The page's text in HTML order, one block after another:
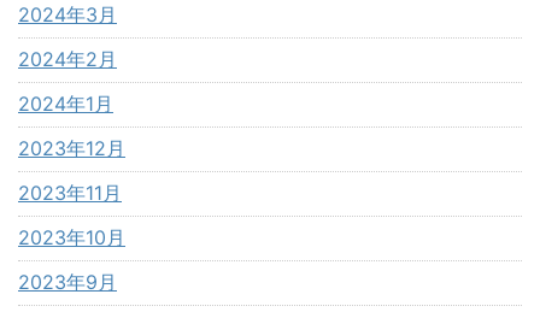
2024年3月
2024年2月
2024年1月
2023年12月
2023年11月
2023年10月
2023年9月